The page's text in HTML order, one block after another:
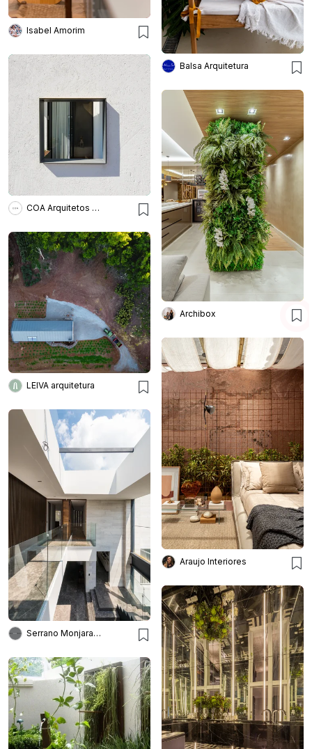
Isabel Amorim
Balsa Arquitetura
COA Arquitetos Associados
Archibox
LEIVA arquitetura
Araujo Interiores
Serrano Monjaraz Arquitectos